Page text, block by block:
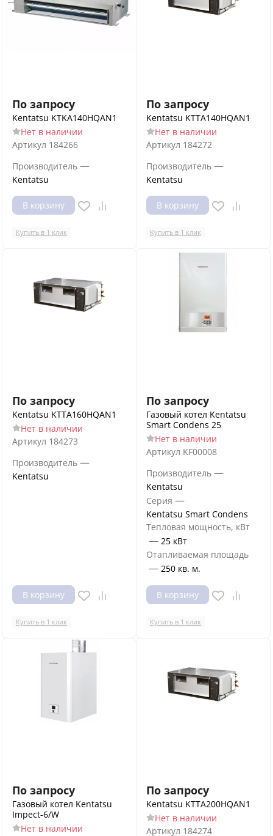
По запросу
Kentatsu KTKA140HQAN1
Нет в наличии
Артикул 184266
Производитель —
Kentatsu
В корзину
Купить в 1 клик
По запросу
Kentatsu KTTA140HQAN1
Нет в наличии
Артикул 184272
Производитель —
Kentatsu
В корзину
Купить в 1 клик
По запросу
Kentatsu KTTA160HQAN1
Нет в наличии
Артикул 184273
Производитель —
Kentatsu
В корзину
Купить в 1 клик
По запросу
Газовый котел Kentatsu
Smart Condens 25
Нет в наличии
Артикул KF00008
Производитель —
Kentatsu
Серия —
Kentatsu Smart Condens
Тепловая мощность, кВт
— 25 кВт
Отапливаемая площадь
— 250 кв. м.
В корзину
Купить в 1 клик
По запросу
Газовый котел Kentatsu
Impect-6/W
Нет в наличии
По запросу
Kentatsu KTTA200HQAN1
Нет в наличии
Артикул 184274